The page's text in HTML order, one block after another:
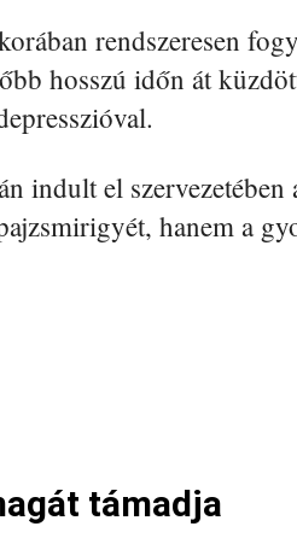
rendszeresen
hosszú időn át
indult el
hanem a
támadja